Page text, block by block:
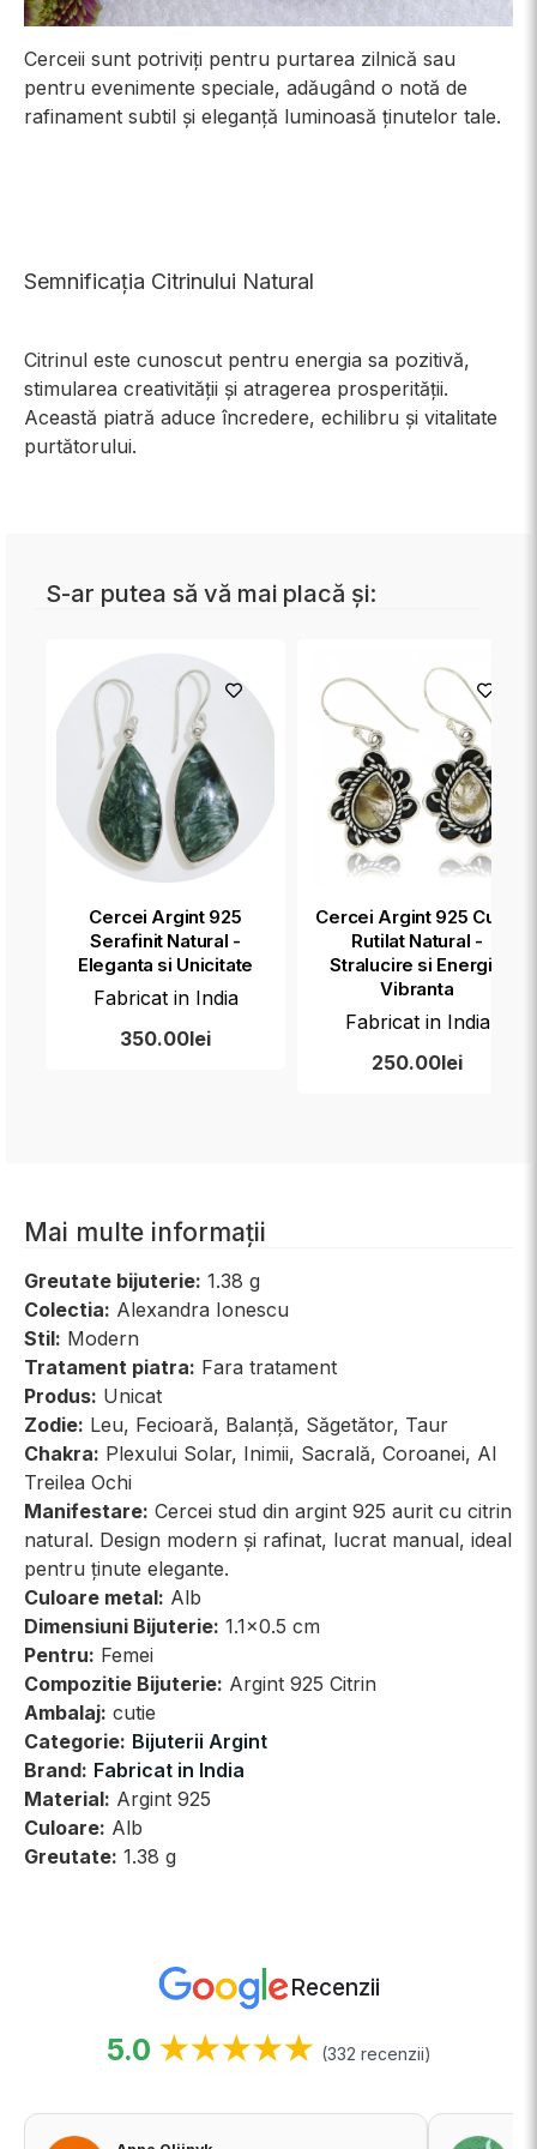
Cerceii sunt potriviți pentru purtarea zilnică sau
pentru evenimente speciale, adăugând o notă de
rafinament subtil și eleganță luminoasă ținutelor tale.
Semnificația Citrinului Natural
Citrinul este cunoscut pentru energia sa pozitivă,
stimularea creativității și atragerea prosperității.
Această piatră aduce încredere, echilibru și vitalitate
purtătorului.
S-ar putea să vă mai placă și:
Cercei Argint 925
Serafinit Natural -
Eleganta si Unicitate
Fabricat in India
350.00lei
Cercei Argint 925 Cuart
Rutilat Natural -
Stralucire si Energie
Vibranta
Fabricat in India
250.00lei
Mai multe informații
Greutate bijuterie: 1.38 g
Colectia: Alexandra Ionescu
Stil: Modern
Tratament piatra: Fara tratament
Produs: Unicat
Zodie: Leu, Fecioară, Balanță, Săgetător, Taur
Chakra: Plexului Solar, Inimii, Sacrală, Coroanei, Al
Treilea Ochi
Manifestare: Cercei stud din argint 925 aurit cu citrin
natural. Design modern și rafinat, lucrat manual, ideal
pentru ținute elegante.
Culoare metal: Alb
Dimensiuni Bijuterie: 1.1x0.5 cm
Pentru: Femei
Compozitie Bijuterie: Argint 925 Citrin
Ambalaj: cutie
Categorie: Bijuterii Argint
Brand: Fabricat in India
Material: Argint 925
Culoare: Alb
Greutate: 1.38 g
Recenzii
5.0 ★★★★★ (332 recenzii)